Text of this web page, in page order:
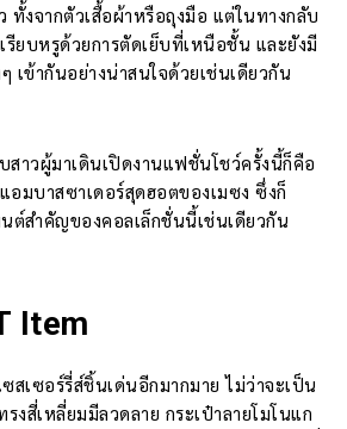
ทั้งจากตัวเสื้อผ้าหรือถุงมือ แต่ในทางกลับ
รียบหรูด้วยการตัดเย็บที่เหนือชั้น และยังมี
เข้ากันอย่างน่าสนใจด้วยเช่นเดียวกัน
าวผู้มาเดินเปิดงานแฟชั่นโชว์ครั้งนี้ก็คือ
อมบาสซาเดอร์สุดฮอตของเมซง ซึ่งก็
ต์สำคัญของคอลเล็กชั่นนี้เช่นเดียวกัน
Item
สเซอร์รี่ส์ชิ้นเด่นอีกมากมาย ไม่ว่าจะเป็น
งสี่เหลี่ยมมีลวดลาย กระเป๋าลายโมโนแก